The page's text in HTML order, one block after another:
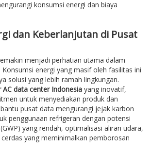
konsumsi energi dan biaya
dan Keberlanjutan di Pusat
menjadi perhatian utama dalam
energi yang masif oleh fasilitas ini
solusi yang lebih ramah lingkungan.
data center Indonesia yang inovatif,
untuk menyediakan produk dan
pusat data mengurangi jejak karbon
penggunaan refrigeran dengan potensi
yang rendah, optimalisasi aliran udara,
yang meminimalkan pemborosan